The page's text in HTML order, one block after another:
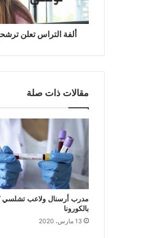
ألفة التراس تعلن
مقالات ذات صلة
مدرب أرسنال ولاعب تشلسي
بالكورونا
13 مارس، 2020